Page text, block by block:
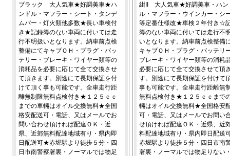
ブラック 大人気車★好調美車★ハ
ンドル・マフラー・シート・タンデ
ムバー・灯火類他多数★長い車検付
き★記録簿のない車両に付いては走
行不明扱いとなります。納車前点検
整備にてキャブＯＨ・プラグ・バッ
テリー・ブレーキ・ワイヤー類等の
消耗品を必要に応じて全て交換させ
て頂きます。別途にて長期保証を付
けて頂く事も可能です。全車走行距
離無制限無料点検付き★１２５ｃｃ
までの車輛はオイル交換無料★全国
格安配送可・電話、又はメールでお
問い合わせ頂ければ配達ＯＫ・近
県、近郊無料配達地域有り・県内即
日配送可★赤堀駅より徒歩５分・四
日市南警察署裏・ノーマルでは物足
紺II 大人気車★好調美車・ハン
ル・マフラー・ウインカー・シ
等定番仕様改★車検２年付き☆
簿のない車両に付いては走行不
いとなります。納車前点検整備
キャブＯＨ・プラグ・バッテリ
ブレーキ・ワイヤー類等の消耗
必要に応じて全て交換させて頂
す。別途にて長期保証を付けて
事も可能です。全車走行距離無
無料点検付き★１２５ｃｃまで
輛はオイル交換無料★全国格安
可・電話、又はメールでお問い
せ頂ければ配達ＯＫ・近県、近
料配達地域有り・県内即日配送
赤堀駅より徒歩５分・四日市南
署裏・ノーマルでは物足りない